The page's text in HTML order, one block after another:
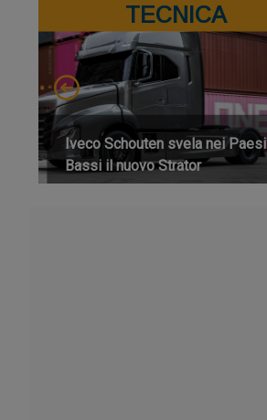
TECNICA
Iveco Schouten svela nei Paesi
Bassi il nuovo Strator